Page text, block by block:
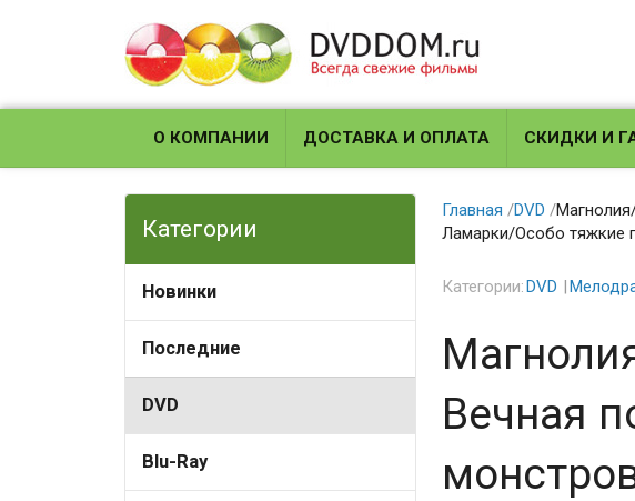
О КОМПАНИИ ДОСТАВКА И ОПЛАТА СКИДКИ И
Категории
Новинки
Последние
DVD
Blu-Ray
Главная /DVD /
Ламарки/Особо тяжкие
Категории:DVD
Вечная